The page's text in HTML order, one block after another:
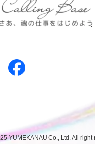
YUMEKANAU Co., Ltd. All right